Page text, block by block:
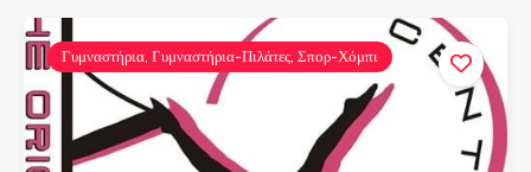
Γυμναστήρια, Γυμναστήρια-Πιλάτες, Σπορ-Χόμπι